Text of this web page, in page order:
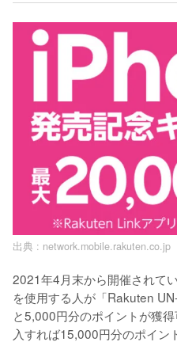
出典 : network.mobile.rakuten.co.jp
2021年4月末から開催されて
を使用する人が「Rakuten
と5,000円分のポイントが獲
入すれば15,000円分のポイン